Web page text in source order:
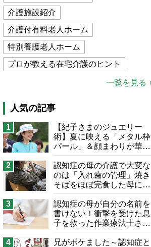
介護施設紹介
介護付有料老人ホーム
特別養護老人ホーム
プロが教える在宅介護のヒント
介護食
猫が母になつきません
息子の遠距離介護サバイバル術
兄がボケました
便利なサービス
予防法
一覧を見る
人気の記事
1
【紀子さまのジュエリー
術】夏に映える「メタル枠
パール」＆顔まわりが華や
ぐ「揺れる一粒」の使い分
け方
2
認知症の母の介護で大変な
のは「入れ歯の管理」焼き
そばをほぼ完食した母に息
子が血の気が引いた理由
3
認知症の母が自分の名前を
書けない！衝撃を受けた息
子を救った作業療法士さん
の言葉
4
兄がボケました～認知症と